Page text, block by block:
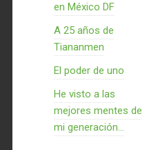
en México DF
A 25 años de
Tiananmen
El poder de uno
He visto a las
mejores mentes de
mi generación…